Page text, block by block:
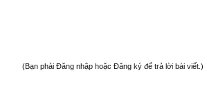
(Bạn phải Đăng nhập hoặc Đăng ký để trả lời bài viết.)